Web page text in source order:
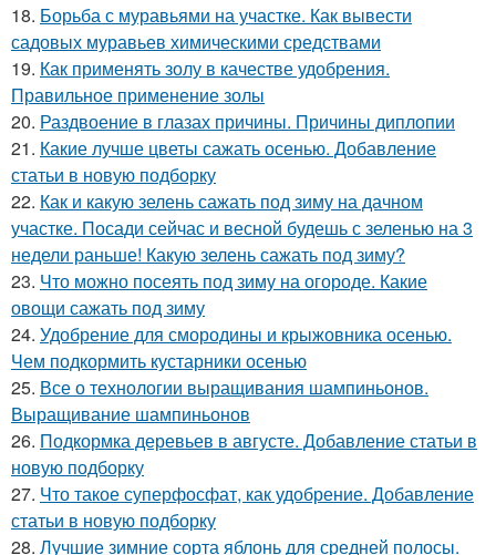
18. Борьба с муравьями на участке. Как вывести
садовых муравьев химическими средствами
19. Как применять золу в качестве удобрения.
Правильное применение золы
20. Раздвоение в глазах причины. Причины диплопии
21. Какие лучше цветы сажать осенью. Добавление
статьи в новую подборку
22. Как и какую зелень сажать под зиму на дачном
участке. Посади сейчас и весной будешь с зеленью на 3
недели раньше! Какую зелень сажать под зиму?
23. Что можно посеять под зиму на огороде. Какие
овощи сажать под зиму
24. Удобрение для смородины и крыжовника осенью.
Чем подкормить кустарники осенью
25. Все о технологии выращивания шампиньонов.
Выращивание шампиньонов
26. Подкормка деревьев в августе. Добавление статьи в
новую подборку
27. Что такое суперфосфат, как удобрение. Добавление
статьи в новую подборку
28. Лучшие зимние сорта яблонь для средней полосы.